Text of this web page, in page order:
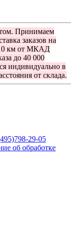
Принимаем
заказов на
км от МКАД
до 40 000
индивидуально в
от склада.
29-05
об обработке